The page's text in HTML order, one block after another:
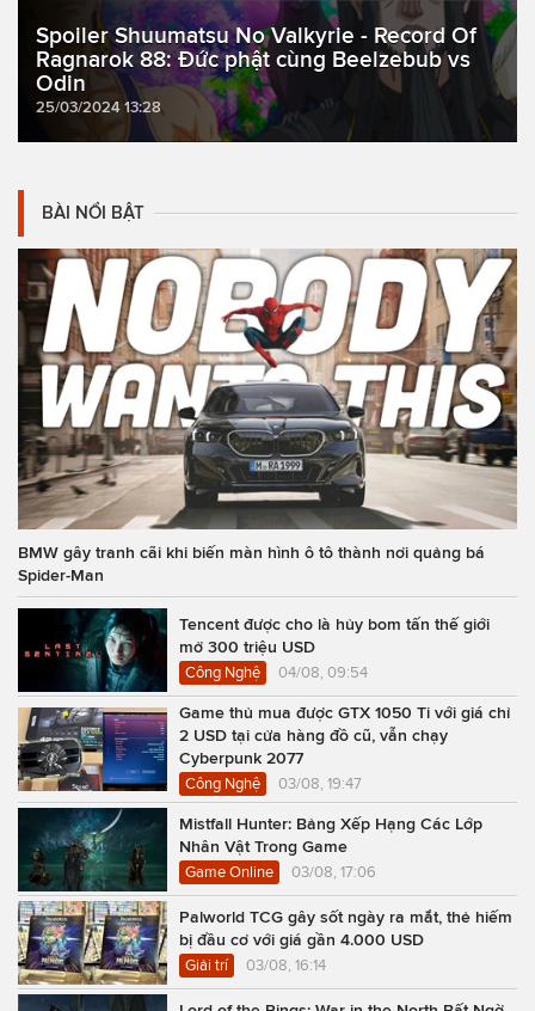
Spoiler Shuumatsu No Valkyrie - Record Of
Ragnarok 88: Đức phật cùng Beelzebub vs
Odin
25/03/2024 13:28
BÀI NỔI BẬT
BMW gây tranh cãi khi biến màn hình ô tô thành nơi quảng bá
Spider-Man
Tencent được cho là hủy bom tấn thế giới
mở 300 triệu USD
Công Nghệ 04/08, 09:54
Game thủ mua được GTX 1050 Ti với giá chỉ
2 USD tại cửa hàng đồ cũ, vẫn chạy
Cyberpunk 2077
Công Nghệ 03/08, 19:47
Mistfall Hunter: Bảng Xếp Hạng Các Lớp
Nhân Vật Trong Game
Game Online 03/08, 17:06
Palworld TCG gây sốt ngày ra mắt, thẻ hiếm
bị đầu cơ với giá gần 4.000 USD
Giải trí 03/08, 16:14